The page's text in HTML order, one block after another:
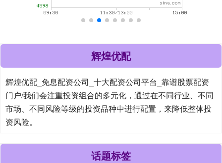
辉煌优配
辉煌优配_免息配资公司_十大配资公司平台_靠谱股票配资
门户/我们会注重投资组合的多元化，通过在不同行业、不同
市场、不同风险等级的投资品种中进行配置，来降低整体投
资风险。
话题标签